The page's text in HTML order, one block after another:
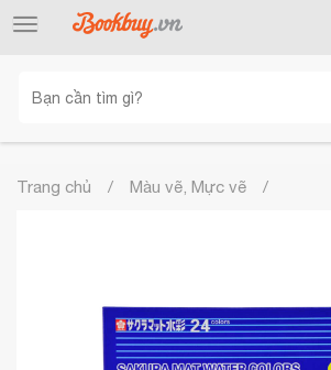
Toggle
Trang chủ Màu vẽ, Mực vẽ